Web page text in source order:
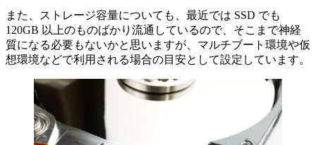
また、ストレージ容量についても、最近では SSD でも
120GB 以上のものばかり流通しているので、そこまで神経
質になる必要もないかと思いますが、マルチブート環境や仮
想環境などで利用される場合の目安として設定しています。